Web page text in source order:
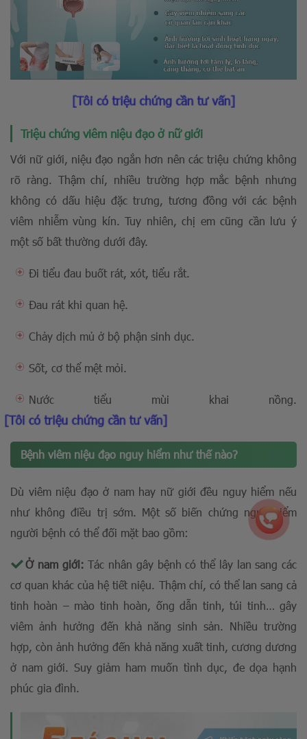
[Tôi có triệu chứng cần tư vấn]
Triệu chứng viêm niệu đạo ở nữ giới
Với nữ giới, niệu đạo ngắn hơn nên các triệu chứng không
rõ ràng. Thậm chí, nhiều trường hợp mắc bệnh nhưng
không có dấu hiệu đặc trưng, tương đồng với các bệnh
viêm nhiễm vùng kín. Tuy nhiên, chị em cũng cần lưu ý
một số bất thường dưới đây.
Đi tiểu đau buốt rát, xót, tiểu rắt.
Đau rát khi quan hệ.
Chảy dịch mủ ở bộ phận sinh dục.
Sốt, cơ thể mệt mỏi.
Nước tiểu mùi khai nồng.
[Tôi có triệu chứng cần tư vấn]
Bệnh viêm niệu đạo nguy hiểm như thế nào?
Dù viêm niệu đạo ở nam hay nữ giới đều nguy hiểm nếu
như không điều trị sớm. Một số biến chứng nguy hiểm
người bệnh có thể đối mặt bao gồm:
Ở nam giới: Tác nhân gây bệnh có thể lây lan sang các
cơ quan khác của hệ tiết niệu. Thậm chí, có thể lan sang cả
tinh hoàn – mào tinh hoàn, ống dẫn tinh, túi tinh… gây
viêm ảnh hưởng đến khả năng sinh sản. Nhiều trường
hợp, còn ảnh hưởng đến khả năng xuất tinh, cương dương
ở nam giới. Suy giảm ham muốn tình dục, đe dọa hạnh
phúc gia đình.